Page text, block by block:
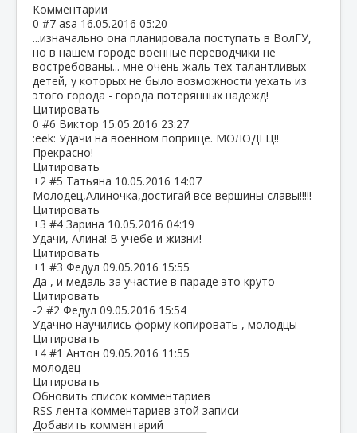
Комментарии
0 #7 asa 16.05.2016 05:20
...изначально она планировала поступать в ВолГУ,
но в нашем городе военные переводчики не
востребованы... мне очень жаль тех талантливых
детей, у которых не было возможности уехать из
этого города - города потерянных надежд!
Цитировать
0 #6 Виктор 15.05.2016 23:27
:eek: Удачи на военном поприще. МОЛОДЕЦ!!
Прекрасно!
Цитировать
+2 #5 Татьяна 10.05.2016 14:07
Молодец,Алиночка,достигай все вершины славы!!!!!
Цитировать
+3 #4 Зарина 10.05.2016 04:19
Удачи, Алина! В учебе и жизни!
Цитировать
+1 #3 Федул 09.05.2016 15:55
Да , и медаль за участие в параде это круто
Цитировать
-2 #2 Федул 09.05.2016 15:54
Удачно научились форму копировать , молодцы
Цитировать
+4 #1 Антон 09.05.2016 11:55
молодец
Цитировать
Обновить список комментариев
RSS лента комментариев этой записи
Добавить комментарий